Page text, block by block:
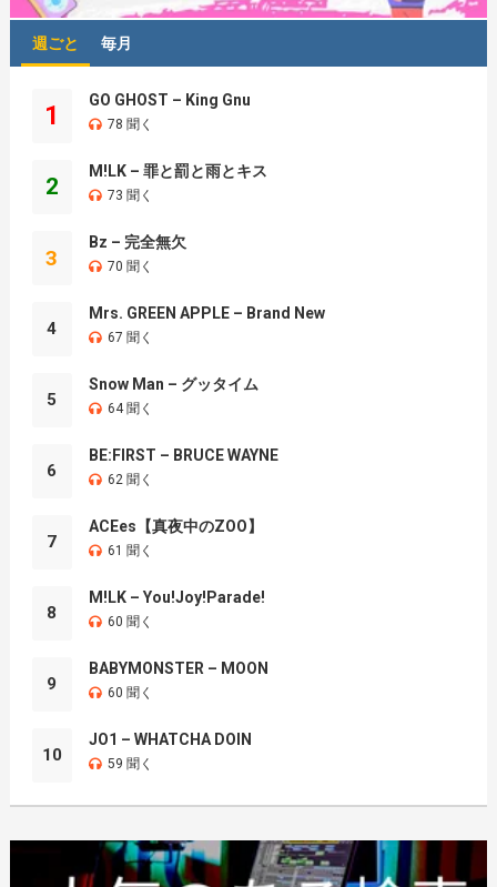
週ごと 毎月
1
GO GHOST – King Gnu
78 聞く
2
M!LK – 罪と罰と雨とキス
73 聞く
3
Bz – 完全無欠
70 聞く
4
Mrs. GREEN APPLE – Brand New
67 聞く
5
Snow Man – グッタイム
64 聞く
6
BE:FIRST – BRUCE WAYNE
62 聞く
7
ACEes【真夜中のZOO】
61 聞く
8
M!LK – You!Joy!Parade!
60 聞く
9
BABYMONSTER – MOON
60 聞く
10
JO1 – WHATCHA DOIN
59 聞く